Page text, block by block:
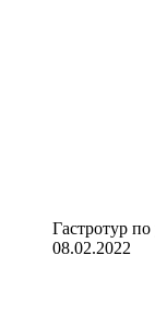
Гастротур
08.02.2022